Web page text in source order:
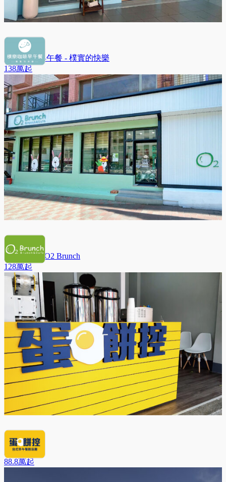
樸樂 咖啡早午餐 - 樸實的快樂
138萬起
歐兔早午餐O2 Brunch
128萬起
蛋餅控
88.8萬起